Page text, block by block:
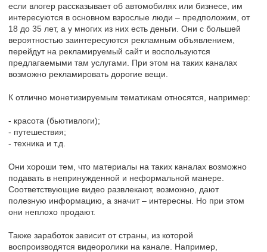
если влогер рассказывает об автомобилях или бизнесе, им
интересуются в основном взрослые люди – предположим, от
18 до 35 лет, а у многих из них есть деньги. Они с большей
вероятностью заинтересуются рекламным объявлением,
перейдут на рекламируемый сайт и воспользуются
предлагаемыми там услугами. При этом на таких каналах
возможно рекламировать дорогие вещи.
К отлично монетизируемым тематикам относятся, например:
- красота (бьютивлоги);
- путешествия;
- техника и т.д.
Они хороши тем, что материалы на таких каналах возможно
подавать в непринужденной и неформальной манере.
Соответствующие видео развлекают, возможно, дают
полезную информацию, а значит – интересны. Но при этом
они неплохо продают.
Также заработок зависит от страны, из которой
воспроизводятся видеоролики на канале. Например,